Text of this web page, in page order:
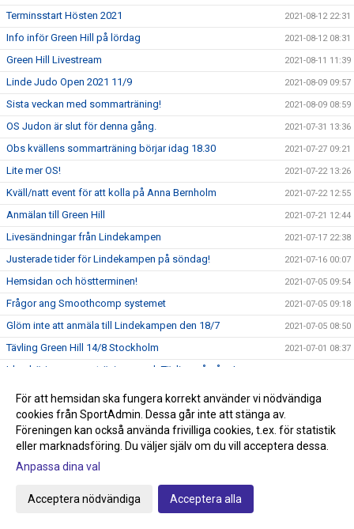
Terminsstart Hösten 2021 2021-08-12 22:31
Info inför Green Hill på lördag 2021-08-12 08:31
Green Hill Livestream 2021-08-11 11:39
Linde Judo Open 2021 11/9 2021-08-09 09:57
Sista veckan med sommarträning! 2021-08-09 08:59
OS Judon är slut för denna gång. 2021-07-31 13:36
Obs kvällens sommarträning börjar idag 18.30 2021-07-27 09:21
Lite mer OS! 2021-07-22 13:26
Kväll/natt event för att kolla på Anna Bernholm 2021-07-22 12:55
Anmälan till Green Hill 2021-07-21 12:44
Livesändningar från Lindekampen 2021-07-17 22:38
Justerade tider för Lindekampen på söndag! 2021-07-16 00:07
Hemsidan och höstterminen! 2021-07-05 09:54
Frågor ang Smoothcomp systemet 2021-07-05 09:18
Glöm inte att anmäla till Lindekampen den 18/7 2021-07-05 08:50
Tävling Green Hill 14/8 Stockholm 2021-07-01 08:37
Idag börjar sommarträningen och Tävling på gång!
Nytt tävlingssystem för Judotävlingar 2021-06-22 18:00
Sommarträning från och med 29/6 kl 17.30-18.45
Knappen klubbshop är uppdaterad 2021-05-22 15:27
Sportia
Anmälan till avslutningen den 29/5 anmäl så fort som
möjligt!
För att hemsidan ska fungera korrekt använder vi nödvändiga
cookies från SportAdmin. Dessa går inte att stänga av.
Föreningen kan också använda frivilliga cookies, t.ex. för statistik
eller marknadsföring. Du väljer själv om du vill acceptera dessa.
Anpassa dina val
Acceptera nödvändiga Acceptera alla